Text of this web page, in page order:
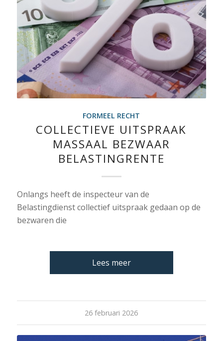
FORMEEL RECHT
COLLECTIEVE UITSPRAAK
MASSAAL BEZWAAR
BELASTINGRENTE
Onlangs heeft de inspecteur van de
Belastingdienst collectief uitspraak gedaan op de
bezwaren die
Lees meer
26 februari 2026